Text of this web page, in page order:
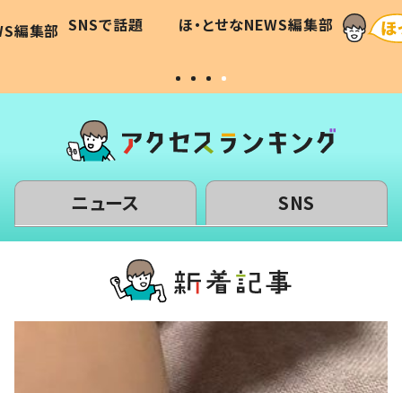
編集部
作り続ける理由とは #令和の親
#令和の子
SNSで話題 ほ・とせなNEWS編集部 「涙が
い」
ニュース SNS